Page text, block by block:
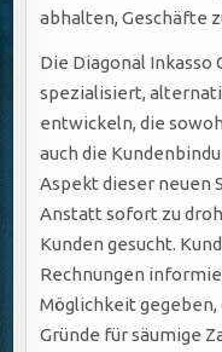
abhalten, Geschäfte
Die Diagonal Inkasso
spezialisiert,
entwickeln, die
auch die
Aspekt dieser neuen
Anstatt sofort zu
Kunden gesucht.
Rechnungen
Möglichkeit
Gründe für säumige